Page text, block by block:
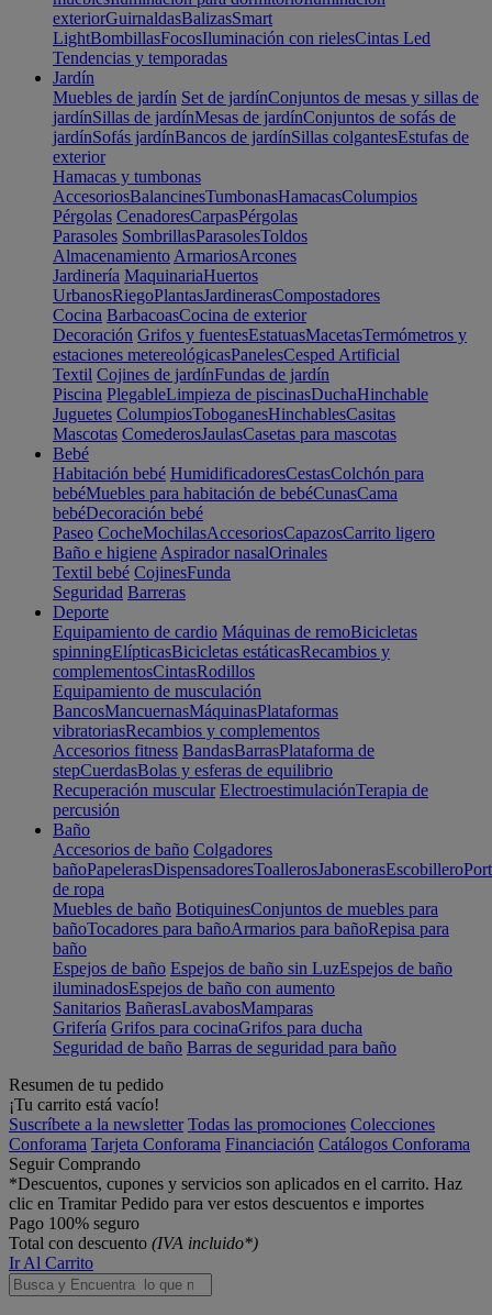
exteriorGuirnaldasBalizasSmart
LightBombillasFocosIluminación con rielesCintas Led
Tendencias y temporadas
Jardín
Muebles de jardín Set de jardínConjuntos de mesas y sillas de
jardínSillas de jardínMesas de jardínConjuntos de sofás de
jardínSofás jardínBancos de jardínSillas colgantesEstufas de
exterior
Hamacas y tumbonas
AccesoriosBalancinesTumbonasHamacasColumpios
Pérgolas CenadoresCarpasPérgolas
Parasoles SombrillasParasolesToldos
Almacenamiento ArmariosArcones
Jardinería MaquinariaHuertos
UrbanosRiegoPlantasJardinerasCompostadores
Cocina BarbacoasCocina de exterior
Decoración Grifos y fuentesEstatuasMacetasTermómetros y
estaciones metereológicasPanelesCesped Artificial
Textil Cojines de jardínFundas de jardín
Piscina PlegableLimpieza de piscinasDuchaHinchable
Juguetes ColumpiosToboganesHinchablesCasitas
Mascotas ComederosJaulasCasetas para mascotas
Bebé
Habitación bebé HumidificadoresCestasColchón para
bebéMuebles para habitación de bebéCunasCama
bebéDecoración bebé
Paseo CocheMochilasAccesoriosCapazosCarrito ligero
Baño e higiene Aspirador nasalOrinales
Textil bebé CojinesFunda
Seguridad Barreras
Deporte
Equipamiento de cardio Máquinas de remoBicicletas
spinningElípticasBicicletas estáticasRecambios y
complementosCintasRodillos
Equipamiento de musculación
BancosMancuernasMáquinasPlataformas
vibratoriasRecambios y complementos
Accesorios fitness BandasBarrasPlataforma de
stepCuerdasBolas y esferas de equilibrio
Recuperación muscular ElectroestimulaciónTerapia de
percusión
Baño
Accesorios de baño Colgadores
bañoPapelerasDispensadoresToallerosJabonerasEscobillero
de ropa
Muebles de baño BotiquinesConjuntos de muebles para
bañoTocadores para bañoArmarios para bañoRepisa para
baño
Espejos de baño Espejos de baño sin LuzEspejos de baño
iluminadosEspejos de baño con aumento
Sanitarios BañerasLavabosMamparas
Grifería Grifos para cocinaGrifos para ducha
Seguridad de baño Barras de seguridad para baño
Resumen de tu pedido
¡Tu carrito está vacío!
Suscríbete a la newsletter Todas las promociones Colecciones
Conforama Tarjeta Conforama Financiación Catálogos Conforama
Seguir Comprando
*Descuentos, cupones y servicios son aplicados en el carrito. Haz
clic en Tramitar Pedido para ver estos descuentos e importes
Pago 100% seguro
Total con descuento (IVA incluido*)
Ir Al Carrito